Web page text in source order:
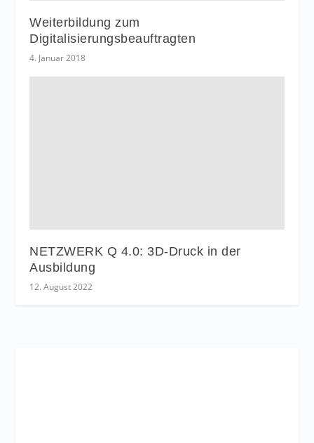
Weiterbildung zum
Digitalisierungsbeauftragten
4. Januar 2018
NETZWERK Q 4.0: 3D-Druck in der
Ausbildung
12. August 2022